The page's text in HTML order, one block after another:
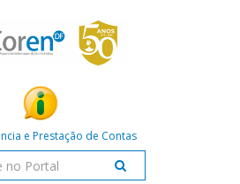
e Prestação de Contas